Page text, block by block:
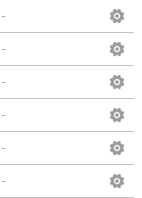
-
-
-
-
-
-